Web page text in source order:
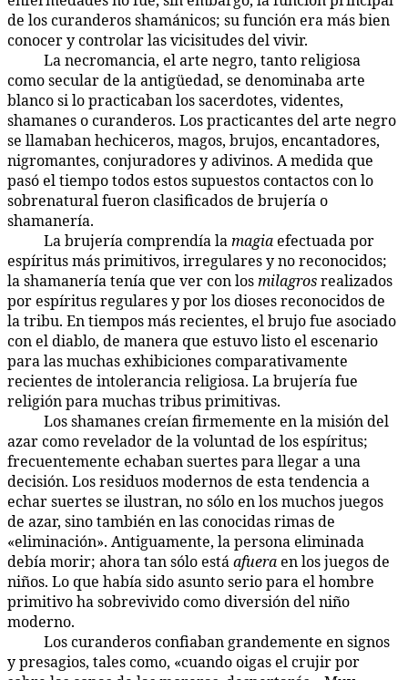
de los curanderos shamánicos; su función era más bien
conocer y controlar las vicisitudes del vivir.
La necromancia, el arte negro, tanto religiosa
como secular de la antigüedad, se denominaba arte
blanco si lo practicaban los sacerdotes, videntes,
shamanes o curanderos. Los practicantes del arte negro
se llamaban hechiceros, magos, brujos, encantadores,
nigromantes, conjuradores y adivinos. A medida que
pasó el tiempo todos estos supuestos contactos con lo
sobrenatural fueron clasificados de brujería o
shamanería.
La brujería comprendía lamagiaefectuada por
espíritus más primitivos, irregulares y no reconocidos;
la shamanería tenía que ver con losmilagrosrealizados
por espíritus regulares y por los dioses reconocidos de
la tribu. En tiempos más recientes, el brujo fue asociado
con el diablo, de manera que estuvo listo el escenario
para las muchas exhibiciones comparativamente
recientes de intolerancia religiosa. La brujería fue
religión para muchas tribus primitivas.
Los shamanes creían firmemente en la misión del
azar como revelador de la voluntad de los espíritus;
frecuentemente echaban suertes para llegar a una
decisión. Los residuos modernos de esta tendencia a
echar suertes se ilustran, no sólo en los muchos juegos
de azar, sino también en las conocidas rimas de
«eliminación». Antiguamente, la persona eliminada
debía morir; ahora tan sólo estáafueraen los juegos de
niños. Lo que había sido asunto serio para el hombre
primitivo ha sobrevivido como diversión del niño
moderno.
Los curanderos confiaban grandemente en signos
y presagios, tales como, «cuando oigas el crujir por